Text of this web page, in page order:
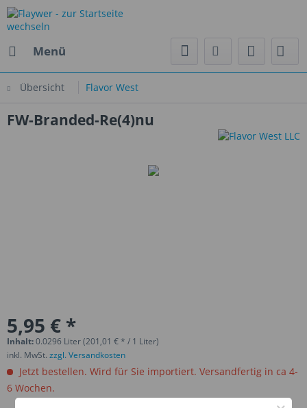
Menü
Übersicht Flavor West
FW-Branded-Re(4)nu
5,95 € *
Inhalt:0.0296 Liter (201,01 € * / 1 Liter)
inkl. MwSt. zzgl. Versandkosten
Jetzt bestellen. Wird für Sie importiert. Versandfertig in ca 4-
6 Wochen.